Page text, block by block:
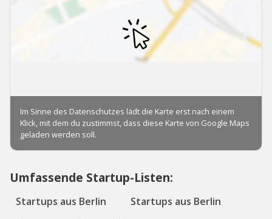
Umfassende Startup-Listen:
Startups aus Berlin
Startups aus Berlin